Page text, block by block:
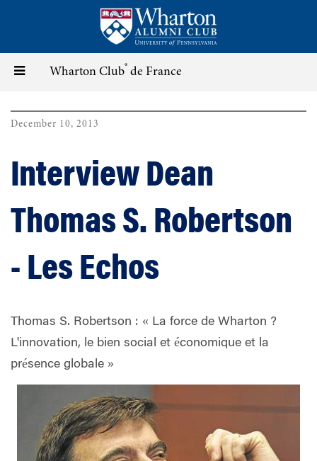
content
Toggle
navigation
Wharton Club® de France
December 10, 2013
Interview Dean
Thomas S. Robertson
- Les Echos
Thomas S. Robertson : « La force de Wharton ?
L'innovation, le bien social et économique et la
présence globale »